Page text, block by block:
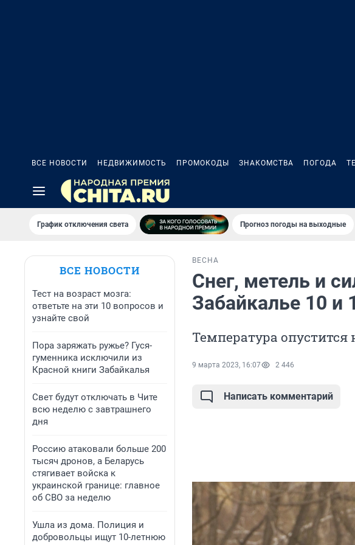
ВСЕ НОВОСТИ НЕДВИЖИМОСТЬ ПРОМОКОДЫ ЗНАКОМСТВА ПОГОДА
График отключения света Прогноз погоды на выходные
ВСЕ НОВОСТИ
Тест на возраст мозга:
ответьте на эти 10 вопросов и
узнайте свой
Пора заряжать ружье? Гуся-
гуменника исключили из
Красной книги Забайкалья
Свет будут отключать в Чите
всю неделю с завтрашнего
дня
Россию атаковали больше 200
тысяч дронов, а Беларусь
стягивает войска к
украинской границе: главное
об СВО за неделю
Ушла из дома. Полиция и
добровольцы ищут 10-летнюю
ВЕСНА
Cнег, метель и
Забайкалье 10 и
Температура опустится
9 марта 2023, 16:07 2 446
Написать комментарий